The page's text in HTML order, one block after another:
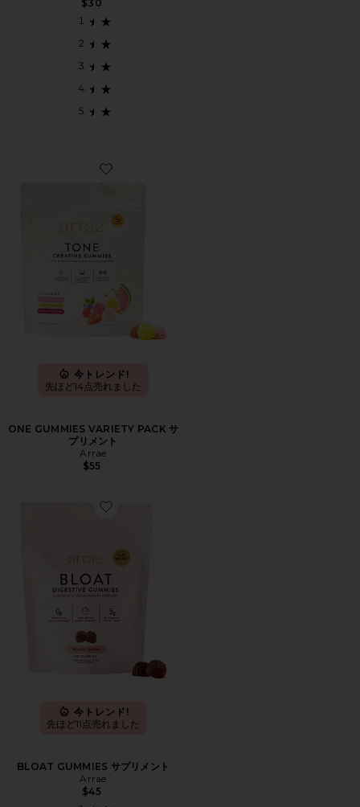
$30
Favorite ONE GUMMIES VARIETY PACK サプリメント
今トレンド!
先ほど14点売れました
ONE GUMMIES VARIETY PACK サ
プリメント
Arrae
$55
Favorite BLOAT GUMMIES サプリメント
今トレンド!
先ほど11点売れました
BLOAT GUMMIES サプリメント
Arrae
$45